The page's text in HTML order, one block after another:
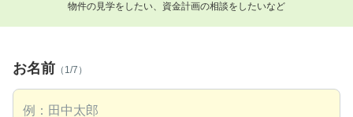
物件の見学をしたい、資金計画の相談をしたいなど
お名前 （1/7）